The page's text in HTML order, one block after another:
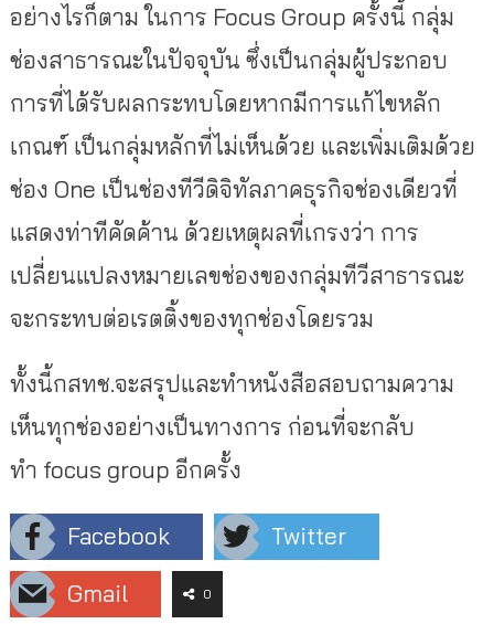
อย่างไรก็ตาม ในการ Focus Group ครั้งนี้ กลุ่ม
ช่องสาธารณะในปัจจุบัน ซึ่งเป็นกลุ่มผู้ประกอบ
การที่ได้รับผลกระทบโดยหากมีการแก้ไขหลัก
เกณฑ์ เป็นกลุ่มหลักที่ไม่เห็นด้วย และเพิ่มเติมด้วย
ช่อง One เป็นช่องทีวีดิจิทัลภาคธุรกิจช่องเดียวที่
แสดงท่าทีคัดค้าน ด้วยเหตุผลที่เกรงว่า การ
เปลี่ยนแปลงหมายเลขช่องของกลุ่มทีวีสาธารณะ
จะกระทบต่อเรตติ้งของทุกช่องโดยรวม
ทั้งนี้กสทช.จะสรุปและทำหนังสือสอบถามความ
เห็นทุกช่องอย่างเป็นทางการ ก่อนที่จะกลับ
ทำ focus group อีกครั้ง
Facebook
Twitter
Gmail
0